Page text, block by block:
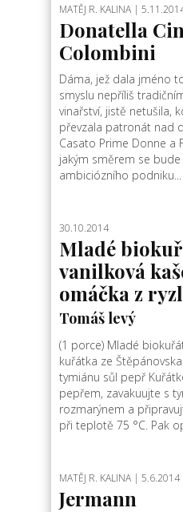
MATĚJ R. KALINA |
Donatella
Colombini
Dáma, jež dala jméno
smyslu nepříliš
vinařství, jistě netušila,
převzala patronát nad
Casato Prime Donne a
jakým směrem se
ambiciózního podniku...
30.10.2014
Mladé
vanilková
omáčka z
Tomáš levý
(1 porce) Mladé
kuřátka ze
tymiánu sůl pepř
pepřem, zavakuujte s
rozmarýnem a
při teplotě 75 °C. Pak
MATĚJ R. KALINA | 5.6.2014
Jermann